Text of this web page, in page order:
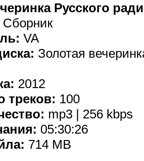
Русского
Сборник
VA
Золотая
2012
треков: 100
mp3 | 256 kbps
05:30:26
714 MB